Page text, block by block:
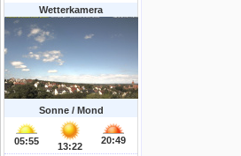
Wetterkamera
Sonne / Mond
05:55 13:22
20:49